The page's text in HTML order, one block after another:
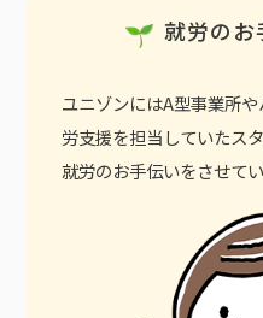
就労のお
ユニゾンにはA型事業所
労支援を担当していたス
就労のお手伝いをさせてい